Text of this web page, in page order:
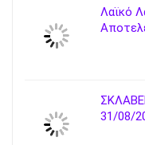
Λαϊκό
31/08/